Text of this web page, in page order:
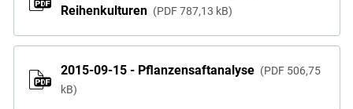
Reihenkulturen
PDF 787,13 kB
2015-09-15 - Pflanzensaftanalyse PDF 506,75
kB